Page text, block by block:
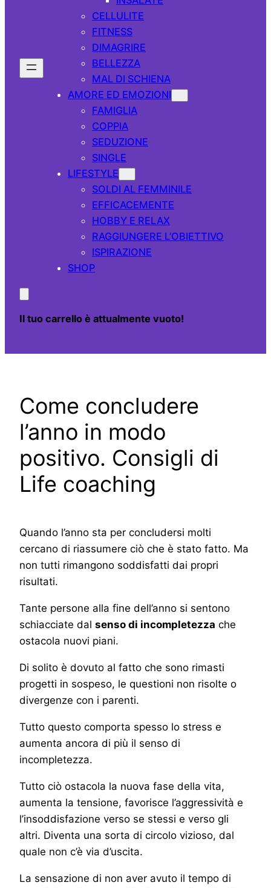
CELLULITE
FITNESS
DIMAGRIRE
BELLEZZA
MAL DI SCHIENA
AMORE ED EMOZIONI
FAMIGLIA
COPPIA
SEDUZIONE
SINGLE
LIFESTYLE
SOLDI AL FEMMINILE
EFFICACEMENTE
HOBBY E RELAX
RAGGIUNGERE L’OBIETTIVO
ISPIRAZIONE
SHOP
Il tuo carrello è attualmente vuoto!
Come concludere
l’anno in modo
positivo. Consigli di
Life coaching
Quando l’anno sta per concludersi molti
cercano di riassumere ciò che è stato fatto. Ma
non tutti rimangono soddisfatti dai propri
risultati.
Tante persone alla fine dell’anno si sentono
schiacciate dal senso di incompletezza che
ostacola nuovi piani.
Di solito è dovuto al fatto che sono rimasti
progetti in sospeso, le questioni non risolte o
divergenze con i parenti.
Tutto questo comporta spesso lo stress e
aumenta ancora di più il senso di
incompletezza.
Tutto ciò ostacola la nuova fase della vita,
aumenta la tensione, favorisce l’aggressività e
l’insoddisfazione verso se stessi e verso gli
altri. Diventa una sorta di circolo vizioso, dal
quale non c’è via d’uscita.
La sensazione di non aver avuto il tempo di